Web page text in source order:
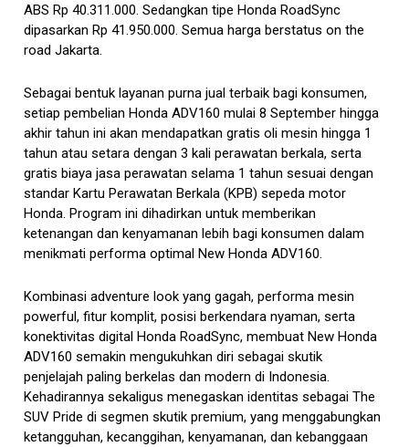
ABS Rp 40.311.000. Sedangkan tipe Honda RoadSync
dipasarkan Rp 41.950.000. Semua harga berstatus on the
road Jakarta.
Sebagai bentuk layanan purna jual terbaik bagi konsumen,
setiap pembelian Honda ADV160 mulai 8 September hingga
akhir tahun ini akan mendapatkan gratis oli mesin hingga 1
tahun atau setara dengan 3 kali perawatan berkala, serta
gratis biaya jasa perawatan selama 1 tahun sesuai dengan
standar Kartu Perawatan Berkala (KPB) sepeda motor
Honda. Program ini dihadirkan untuk memberikan
ketenangan dan kenyamanan lebih bagi konsumen dalam
menikmati performa optimal New Honda ADV160.
Kombinasi adventure look yang gagah, performa mesin
powerful, fitur komplit, posisi berkendara nyaman, serta
konektivitas digital Honda RoadSync, membuat New Honda
ADV160 semakin mengukuhkan diri sebagai skutik
penjelajah paling berkelas dan modern di Indonesia.
Kehadirannya sekaligus menegaskan identitas sebagai The
SUV Pride di segmen skutik premium, yang menggabungkan
ketangguhan, kecanggihan, kenyamanan, dan kebanggaan